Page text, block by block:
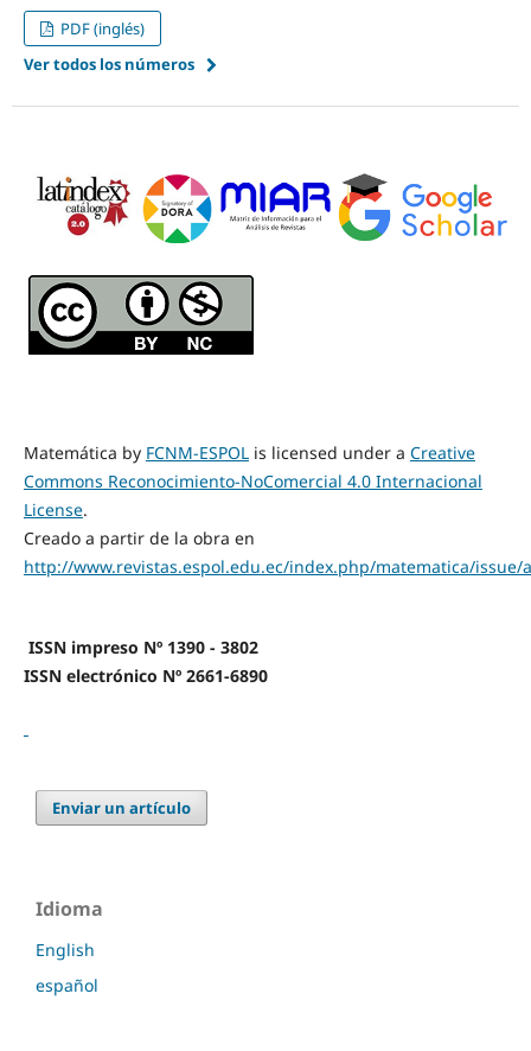
PDF (inglés)
Ver todos los números
Matemática by FCNM-ESPOLis licensed under a Creative
Commons Reconocimiento-NoComercial 4.0 Internacional
License.
Creado a partir de la obra en
http://www.revistas.espol.edu.ec/index.php/matematica/issue/
ISSN impreso Nº 1390 - 3802
ISSN electrónico Nº 2661-6890
Enviar un artículo
Idioma
English
español